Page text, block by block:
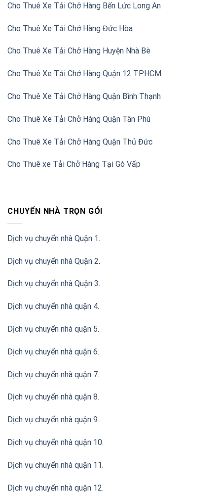
Cho Thuê Xe Tải Chở Hàng Bến Lức Long An
Cho Thuê Xe Tải Chở Hàng Đức Hòa
Cho Thuê Xe Tải Chở Hàng Huyện Nhà Bè
Cho Thuê Xe Tải Chở Hàng Quận 12 TPHCM
Cho Thuê Xe Tải Chở Hàng Quận Bình Thạnh
Cho Thuê Xe Tải Chở Hàng Quận Tân Phú
Cho Thuê Xe Tải Chở Hàng Quận Thủ Đức
Cho Thuê xe Tải Chở Hàng Tại Gò Vấp
CHUYỂN NHÀ TRỌN GÓI
Dịch vụ chuyển nhà Quận 1.
Dịch vụ chuyển nhà Quận 2.
Dịch vụ chuyển nhà Quận 3.
Dịch vụ chuyển nhà quận 4.
Dịch vụ chuyển nhà quận 5.
Dịch vụ chuyển nhà quận 6.
Dịch vụ chuyển nhà quận 7.
Dịch vụ chuyển nhà quận 8.
Dịch vụ chuyển nhà quận 9.
Dịch vụ chuyển nhà quận 10.
Dịch vụ chuyển nhà quận 11.
Dịch vụ chuyển nhà quận 12.